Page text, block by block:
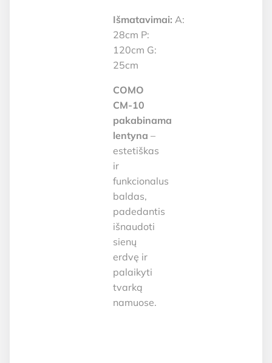
Išmatavimai: A:
28cm P:
120cm G:
25cm
COMO
CM-10
pakabinama
lentyna –
estetiškas
ir
funkcionalus
baldas,
padedantis
išnaudoti
sienų
erdvę ir
palaikyti
tvarką
namuose.